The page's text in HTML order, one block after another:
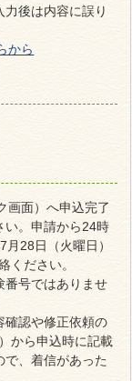
後は内容に誤り
から
画面）へ申込完了
い。申請から24時
28日（火曜日）
ください。
番号ではありませ
認や修正依頼の
から申込時に記載
で、着信があった